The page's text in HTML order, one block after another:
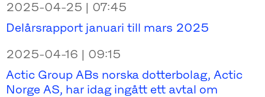
2025-04-25 | 07:45
Delårsrapport januari till mars 2025
2025-04-16 | 09:15
Actic Group ABs norska dotterbolag, Actic
Norge AS, har idag ingått ett avtal om